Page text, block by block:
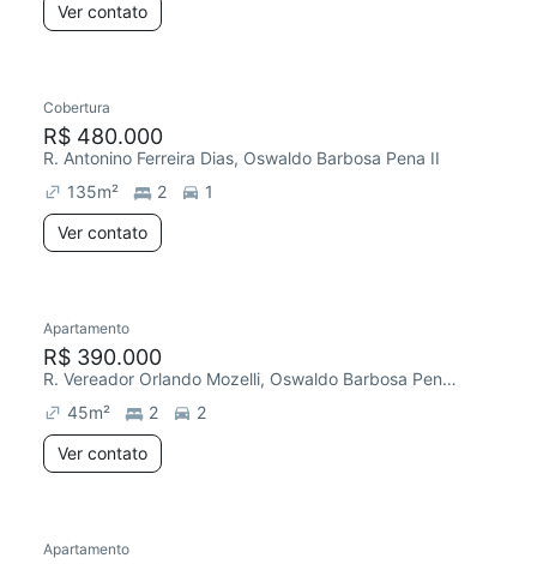
Ver contato
Redecorar
Cobertura
R$ 480.000
R. Antonino Ferreira Dias, Oswaldo Barbosa Pena II
135m² 2
1
Ver contato
Redecorar
Apartamento
R$ 390.000
R. Vereador Orlando Mozelli, Oswaldo Barbosa Pena II
45m² 2
2
Ver contato
Redecorar
Apartamento